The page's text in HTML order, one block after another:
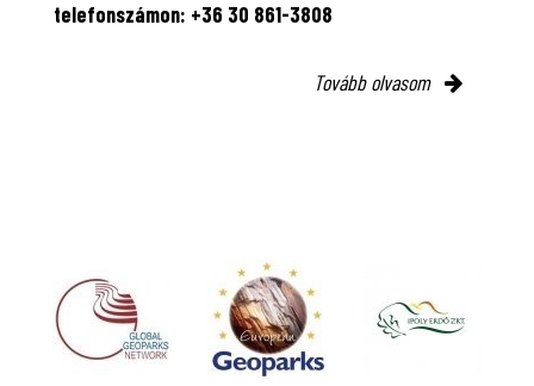
telefonszámon: +36 30 861-3808
Tovább olvasom